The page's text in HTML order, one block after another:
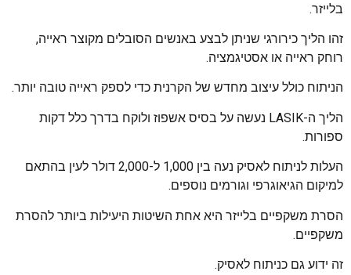
בלייזר.
זהו הליך כירורגי שניתן לבצע באנשים הסובלים מקוצר ראייה,
רוחק ראייה או אסטיגמציה.
הניתוח כולל עיצוב מחדש של הקרנית כדי לספק ראייה טובה יותר.
הליך ה-LASIK נעשה על בסיס אשפוז ולוקח בדרך כלל דקות
ספורות.
העלות לניתוח לאסיק נעה בין 1,000 ל-2,000 דולר לעין בהתאם
למיקום הגיאוגרפי וגורמים נוספים.
הסרת משקפיים בלייזר היא אחת השיטות היעילות ביותר להסרת
משקפיים.
זה ידוע גם כניתוח לאסיק.